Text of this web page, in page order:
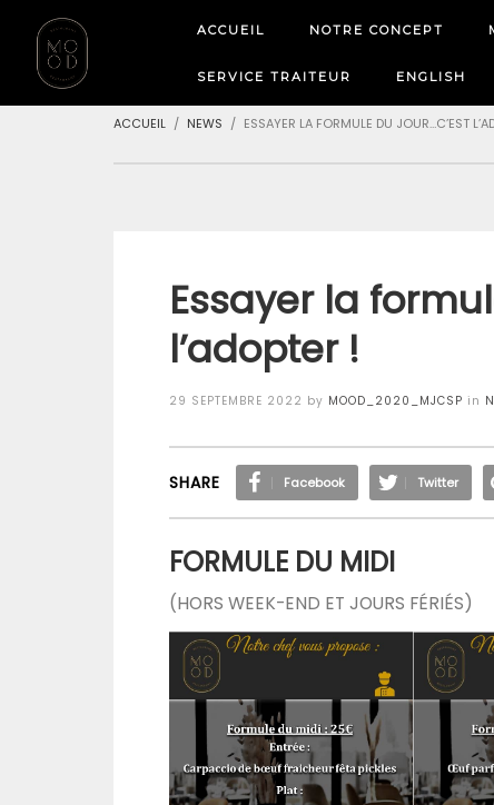
ACCUEIL NOTRE CONCEPT
SERVICE TRAITEUR ENGLISH
ACCUEIL NEWS ESSAYER LA FORMULE DU JOUR…C’EST
Essayer la
l’adopter !
Posted
29 SEPTEMBRE 2022 by MOOD_2020_MJCSP in
SHARE Facebook Twitter
FORMULE DU MIDI
(HORS WEEK-END ET JOURS FÉRIÉS)